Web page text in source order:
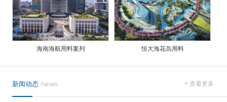
海南海航用料案列 恒大海花岛用料
新闻动态 /NEWS + 查看更多